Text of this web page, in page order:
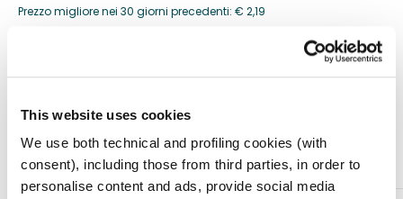
This website uses cookies
We use both technical and profiling cookies (with
consent), including those from third parties, in order to
personalise content and ads, provide social media
Prezzo migliore nei 30 giorni precedenti: €2,19
Aggiungi al carrello